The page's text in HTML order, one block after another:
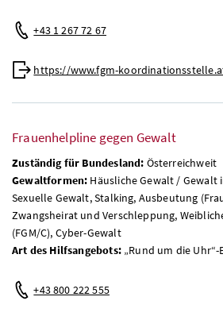
+43 1 267 72 67
https://www.fgm-
Frauenhelpline gegen Gewalt
Zuständig für Bundesland: Österreichweit
Gewaltformen: Häusliche Gewalt / Gewalt
Sexuelle Gewalt, Stalking, Ausbeutung
Zwangsheirat und Verschleppung,
(FGM/C), Cyber-Gewalt
Art des Hilfsangebots:„Rund um die
+43 800 222 555